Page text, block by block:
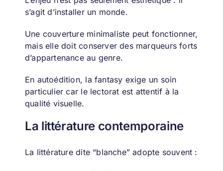
s’agit d’installer un monde.
Une couverture minimaliste peut fonctionner,
mais elle doit conserver des marqueurs forts
d’appartenance au genre.
En autoédition, la fantasy exige un soin
particulier car le lectorat est attentif à la
qualité visuelle.
La littérature contemporaine
La littérature dite “blanche” adopte souvent :